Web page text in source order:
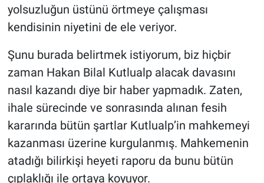
yolsuzluğun üstünü örtmeye çalışması
kendisinin niyetini de ele veriyor.
Şunu burada belirtmek istiyorum, biz hiçbir
zaman Hakan Bilal Kutlualp alacak davasını
nasıl kazandı diye bir haber yapmadık. Zaten,
ihale sürecinde ve sonrasında alınan fesih
kararında bütün şartlar Kutlualp’in mahkemeyi
kazanması üzerine kurgulanmış. Mahkemenin
atadığı bilirkişi heyeti raporu da bunu bütün
çıplaklığı ile ortaya koyuyor.